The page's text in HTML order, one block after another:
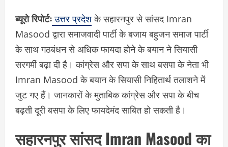
ब्यूरो रिपोर्टःउत्तर प्रदेशके सहारनपुर से सांसद Imran
Masood द्वारा समाजवादी पार्टी के बजाय बहुजन समाज पार्टी
के साथ गठबंधन से अधिक फायदा होने के बयान ने सियासी
सरगर्मी बढ़ा दी है। कांग्रेस और सपा के साथ बसपा के नेता भी
Imran Masood के बयान के सियासी निहितार्थ तलाशने में
जुट गए हैं। जानकारों के मुताबिक कांग्रेस और सपा के बीच
बढ़ती दूरी बसपा के लिए फायदेमंद साबित हो सकती है।
सहारनपुर सांसद Imran Masood का